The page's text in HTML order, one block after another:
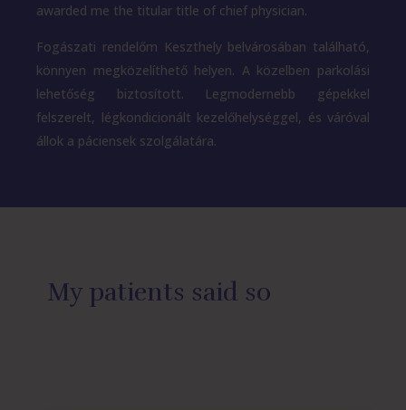
awarded me the titular title of chief physician.
Fogászati rendelőm Keszthely belvárosában található,
könnyen megközelíthető helyen. A közelben parkolási
lehetőség biztosított. Legmodernebb gépekkel
felszerelt, légkondicionált kezelőhelységgel, és váróval
állok a páciensek szolgálatára.
My patients said so